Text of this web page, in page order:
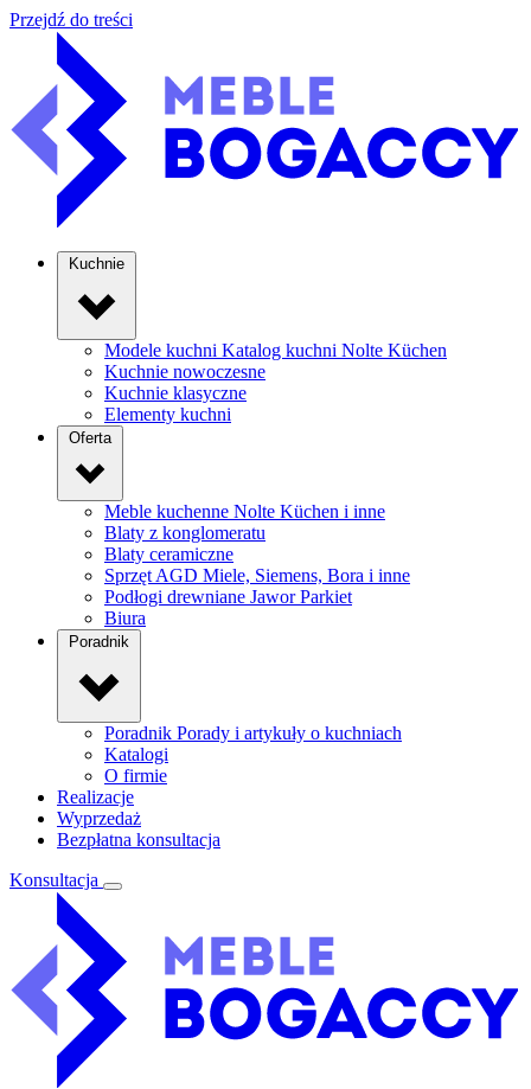
Przejdź do treści
Modele kuchni Katalog kuchni Nolte Küchen
Kuchnie nowoczesne
Kuchnie klasyczne
Elementy kuchni
Oferta
Meble kuchenne Nolte Küchen i inne
Blaty z konglomeratu
Blaty ceramiczne
Sprzęt AGD Miele, Siemens, Bora i inne
Podłogi drewniane Jawor Parkiet
Biura
Poradnik Porady i artykuły o kuchniach
Katalogi
O firmie
Realizacje
Wyprzedaż
Bezpłatna konsultacja
Konsultacja